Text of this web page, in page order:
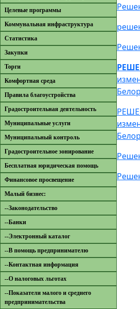
Целевые программы
Коммунальная инфраструктура
Cтатистика
Закупки
Торги
Комфортная среда
Правила благоустройства
Градостроительная деятельность
Муниципальные услуги
Муниципальный контроль
Градостроительное зонирование
Бесплатная юридическая помощь
Финансовое просвещение
Малый бизнес:
--Законодательство
--Банки
--Электронный каталог
--В помощь предпринимателю
--Контактная информация
--О налоговых льготах
--Показатели малого и среднего
предпринимательства